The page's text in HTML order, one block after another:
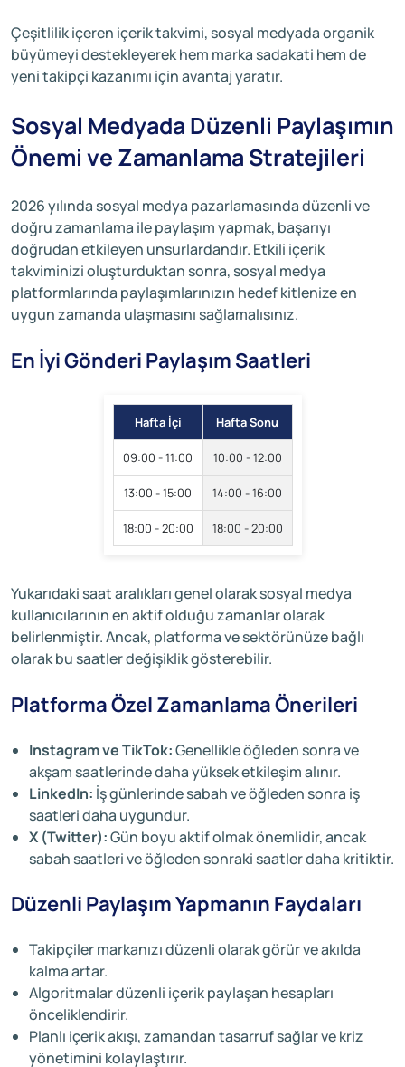
Çeşitlilik içeren içerik takvimi, sosyal medyada organik
büyümeyi destekleyerek hem marka sadakati hem de
yeni takipçi kazanımı için avantaj yaratır.
Sosyal Medyada Düzenli Paylaşımın
Önemi ve Zamanlama Stratejileri
2026 yılında sosyal medya pazarlamasında düzenli ve
doğru zamanlama ile paylaşım yapmak, başarıyı
doğrudan etkileyen unsurlardandır. Etkili içerik
takviminizi oluşturduktan sonra, sosyal medya
platformlarında paylaşımlarınızın hedef kitlenize en
uygun zamanda ulaşmasını sağlamalısınız.
En İyi Gönderi Paylaşım Saatleri
Hafta İçi Hafta Sonu
09:00 - 11:00 10:00 - 12:00
13:00 - 15:00 14:00 - 16:00
18:00 - 20:00 18:00 - 20:00
Yukarıdaki saat aralıkları genel olarak sosyal medya
kullanıcılarının en aktif olduğu zamanlar olarak
belirlenmiştir. Ancak, platforma ve sektörünüze bağlı
olarak bu saatler değişiklik gösterebilir.
Platforma Özel Zamanlama Önerileri
Instagram ve TikTok:Genellikle öğleden sonra ve
akşam saatlerinde daha yüksek etkileşim alınır.
LinkedIn: İş günlerinde sabah ve öğleden sonra iş
saatleri daha uygundur.
X (Twitter):Gün boyu aktif olmak önemlidir, ancak
sabah saatleri ve öğleden sonraki saatler daha kritiktir.
Düzenli Paylaşım Yapmanın Faydaları
Takipçiler markanızı düzenli olarak görür ve akılda
kalma artar.
Algoritmalar düzenli içerik paylaşan hesapları
önceliklendirir.
Planlı içerik akışı, zamandan tasarruf sağlar ve kriz
yönetimini kolaylaştırır.